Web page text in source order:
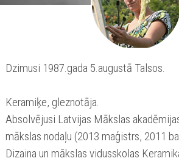
Dzimusi 1987.gada 5.augustā Talsos.
Keramiķe, gleznotāja.
Absolvējusi Latvijas Mākslas
mākslas nodaļu (2013 maģistrs, 2011
Dizaina un mākslas vidusskolas